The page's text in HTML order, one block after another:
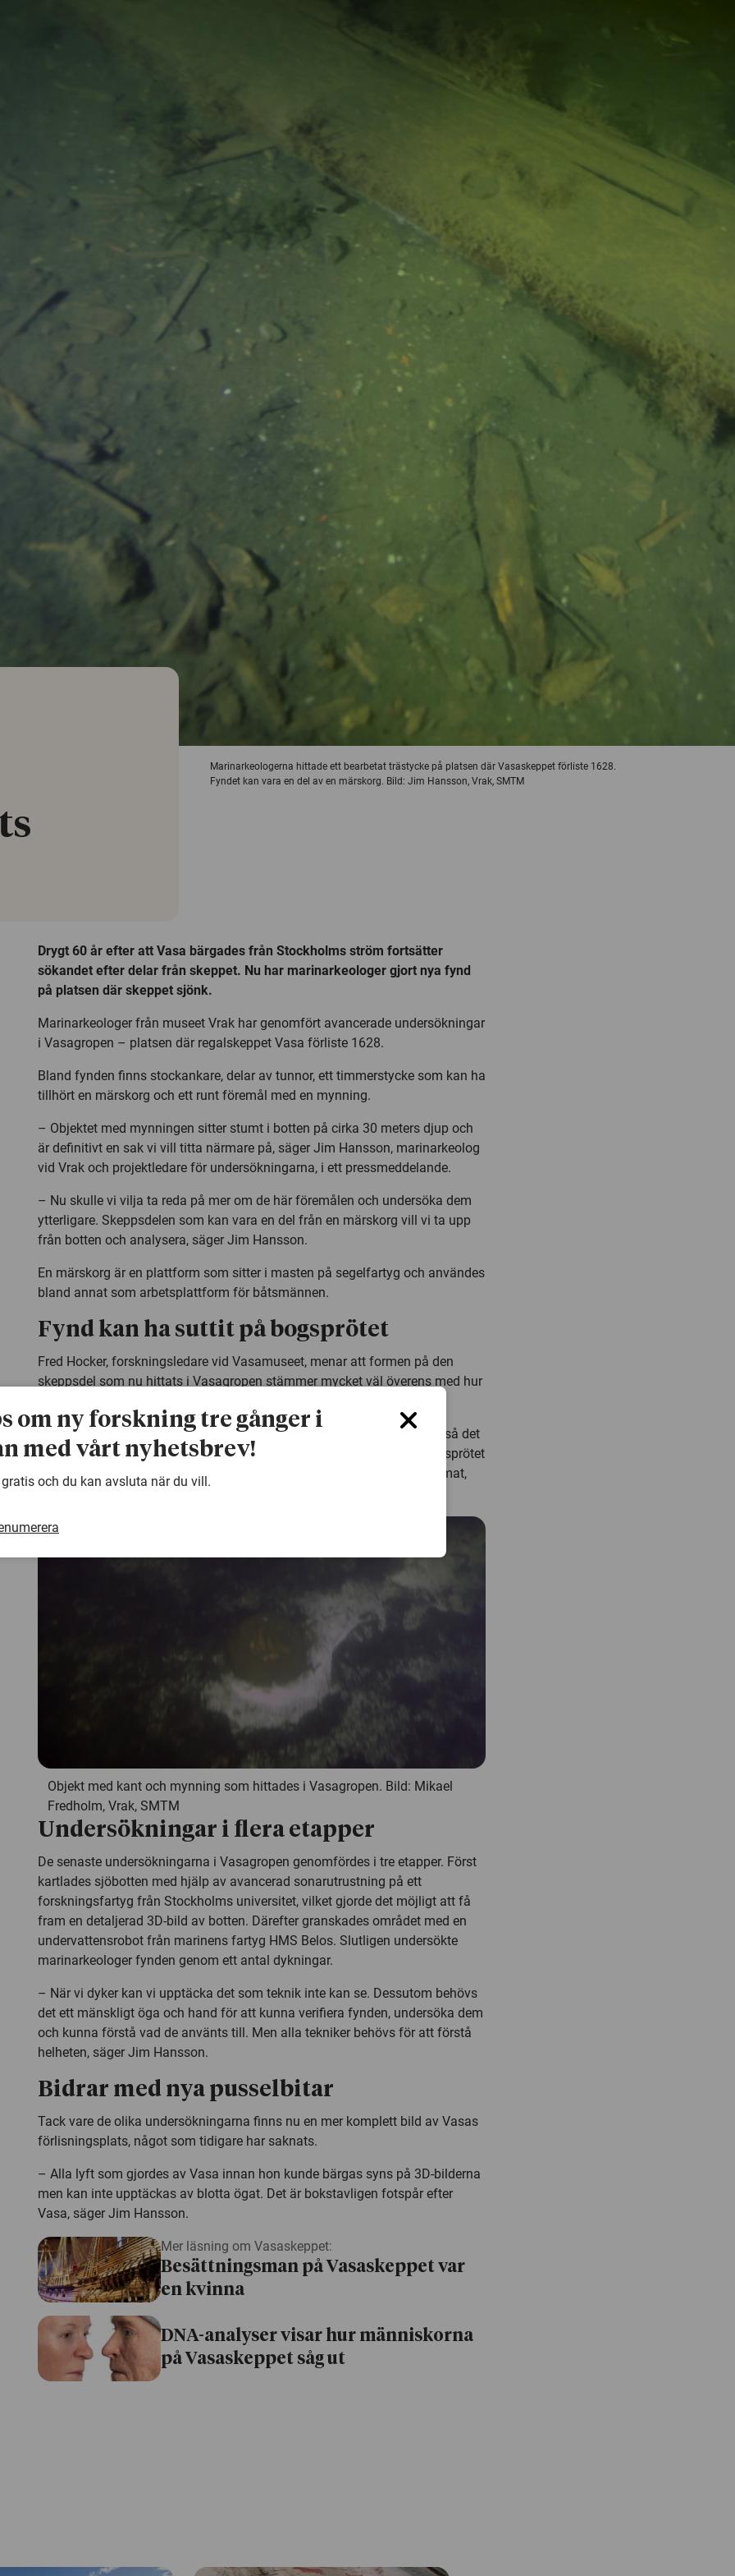
Marinarkeologerna hittade ett bearbetat trästycke på platsen där Vasaskeppet förliste 1628.
Fyndet kan vara en del av en märskorg. Bild: Jim Hansson, Vrak, SMTM
Drygt 60 år efter att Vasa bärgades från Stockholms ström fortsätter
sökandet efter delar från skeppet. Nu har marinarkeologer gjort nya fynd
på platsen där skeppet sjönk.
Marinarkeologer från museet Vrak har genomfört avancerade undersökningar
i Vasagropen – platsen där regalskeppet Vasa förliste 1628.
Bland fynden finns stockankare, delar av tunnor, ett timmerstycke som kan ha
tillhört en märskorg och ett runt föremål med en mynning.
– Objektet med mynningen sitter stumt i botten på cirka 30 meters djup och
är definitivt en sak vi vill titta närmare på, säger Jim Hansson, marinarkeolog
vid Vrak och projektledare för undersökningarna, i ett pressmeddelande.
– Nu skulle vi vilja ta reda på mer om de här föremålen och undersöka dem
ytterligare. Skeppsdelen som kan vara en del från en märskorg vill vi ta upp
från botten och analysera, säger Jim Hansson.
En märskorg är en plattform som sitter i masten på segelfartyg och användes
bland annat som arbetsplattform för båtsmännen.
Fynd kan ha suttit på bogsprötet
Fred Hocker, forskningsledare vid Vasamuseet, menar att formen på den
skeppsdel som nu hittats i Vasagropen stämmer mycket väl överens med hur
– Det här kan vara en del av märskorgen som satt på Vasas bogspröt, så det
är ett viktigt fynd. Varken bogsprötet eller märskorgen som satt på bogsprötet
har hittats. Fyndet kan bidra till ny kunskap om hur originalet var utformat,
Objekt med kant och mynning som hittades i Vasagropen. Bild: Mikael
Fredholm, Vrak, SMTM
Undersökningar i flera etapper
De senaste undersökningarna i Vasagropen genomfördes i tre etapper. Först
kartlades sjöbotten med hjälp av avancerad sonarutrustning på ett
forskningsfartyg från Stockholms universitet, vilket gjorde det möjligt att få
fram en detaljerad 3D-bild av botten. Därefter granskades området med en
undervattensrobot från marinens fartyg HMS Belos. Slutligen undersökte
marinarkeologer fynden genom ett antal dykningar.
– När vi dyker kan vi upptäcka det som teknik inte kan se. Dessutom behövs
det ett mänskligt öga och hand för att kunna verifiera fynden, undersöka dem
och kunna förstå vad de använts till. Men alla tekniker behövs för att förstå
helheten, säger Jim Hansson.
Bidrar med nya pusselbitar
Tack vare de olika undersökningarna finns nu en mer komplett bild av Vasas
förlisningsplats, något som tidigare har saknats.
– Alla lyft som gjordes av Vasa innan hon kunde bärgas syns på 3D-bilderna
men kan inte upptäckas av blotta ögat. Det är bokstavligen fotspår efter
Vasa, säger Jim Hansson.
Mer läsning om Vasaskeppet:
Besättningsman på Vasaskeppet var
en kvinna
DNA-analyser visar hur människorna
på Vasaskeppet såg ut
om ny forskning tre gånger i
med vårt nyhetsbrev!
gratis och du kan avsluta när du vill.